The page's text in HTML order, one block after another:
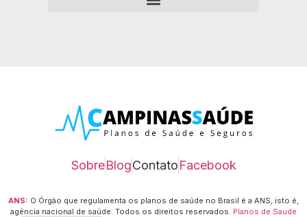
SobreBlogContatoFacebook
ANS: O Órgão que regulamenta os planos de saúde no Brasil é a ANS, isto é,
agência nacional de saúde. Todos os direitos reservados. Planos de Saude